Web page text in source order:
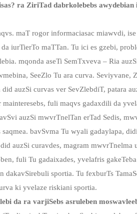
ra ZiriTad dabrkolebebs awydebian
maT rogor informaciasac miawvdi, ise
iurTierTo maTTan. Tu ici es gzebi,
mqonda aseTi SemTxveva – Ria
SeeZlo Tu ara curva. Seviyvane,
auzSi curvas ver SevZlebdiT, patara
fuli maqvs gadaxdili da
auzSi mwvrTnelTan erTad Sedis,
bavSvma Tu wyali gadaylapa, didi
auzSi curavdes, magram mwvrTnelma
fuli Tu gadaixades, yvelafris gakeTeba
dakavSirebuli sportia. Tu fexburTs
ki yvelaze riskiani sportia.
da ra varjiSebs asruleben